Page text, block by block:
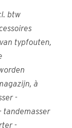
btw
typfouten,
à
-
tandemasser
-